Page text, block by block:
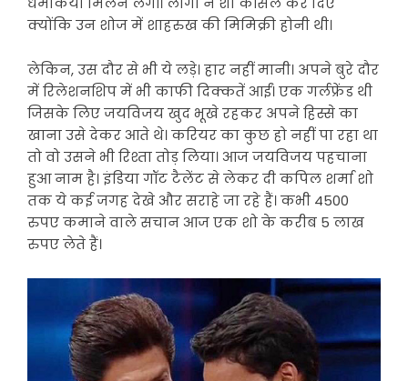
क्योंकि उन शोज में शाहरुख की मिमिक्री होनी थी।
लेकिन, उस दौर से भी ये लड़े। हार नहीं मानी। अपने बुरे दौर
में रिलेशनशिप में भी काफी दिक्कतें आईं। एक गर्लफ्रेंड थी
जिसके लिए जयविजय खुद भूखे रहकर अपने हिस्से का
खाना उसे देकर आते थे। करियर का कुछ हो नहीं पा रहा था
तो वो उसने भी रिश्ता तोड़ लिया। आज जयविजय पहचाना
हुआ नाम है। इंडिया गॉट टैलेंट से लेकर दी कपिल शर्मा शो
तक ये कई जगह देखे और सराहे जा रहे हैं। कभी 4500
रुपए कमाने वाले सचान आज एक शो के करीब 5 लाख
रुपए लेते हैं।